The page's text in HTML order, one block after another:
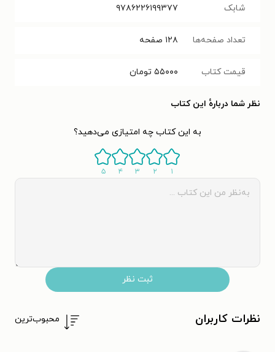
شابک ۹۷۸۶۲۲۶۱۹۹۳۷۷
تعداد صفحه‌ها ۱۲۸ صفحه
قیمت کتاب ۵۵۰۰۰ تومان
نظر شما دربارهٔ این کتاب
به این کتاب چه امتیازی می‌دهید؟
۱ ۲ ۳ ۴ ۵
ثبت نظر
نظرات کاربران محبوب‌ترین